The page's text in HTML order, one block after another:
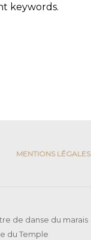
keywords.
MENTIONS LÉGALES
de danse du marais
du Temple